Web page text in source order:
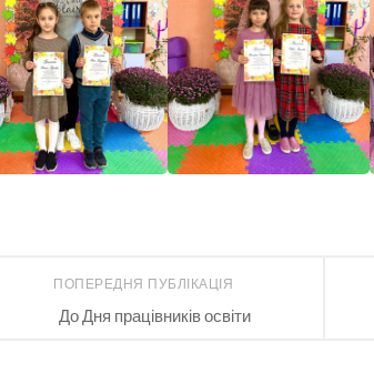
ПОПЕРЕДНЯ ПУБЛІКАЦІЯ
До Дня працівників освіти